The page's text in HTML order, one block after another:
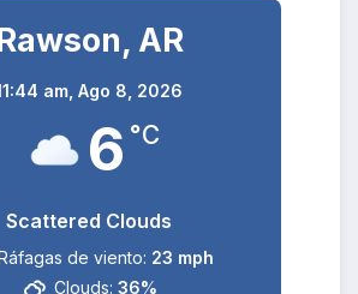
AR
am, Ago 8, 2026
6 °C
Scattered Clouds
de viento: 23 mph
Clouds: 36%